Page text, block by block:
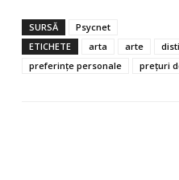
SURSĂ
Psycnet
ETICHETE
arta arte
preferințe personale
prețuri